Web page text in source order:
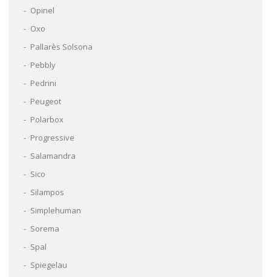
Opinel
Oxo
Pallarès Solsona
Pebbly
Pedrini
Peugeot
Polarbox
Progressive
Salamandra
Sico
Silampos
Simplehuman
Sorema
Spal
Spiegelau